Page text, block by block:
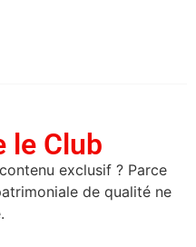
le Club
exclusif ? Parce
de qualité ne